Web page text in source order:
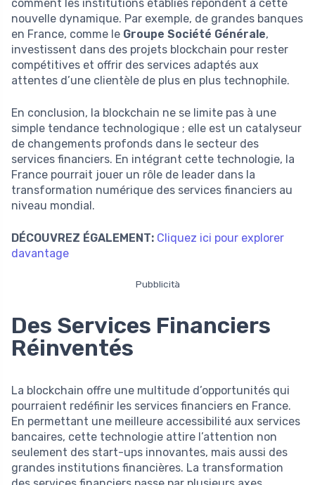
comment les institutions établies répondent à cette
nouvelle dynamique. Par exemple, de grandes banques
en France, comme le Groupe Société Générale,
investissent dans des projets blockchain pour rester
compétitives et offrir des services adaptés aux
attentes d’une clientèle de plus en plus technophile.
En conclusion, la blockchain ne se limite pas à une
simple tendance technologique ; elle est un catalyseur
de changements profonds dans le secteur des
services financiers. En intégrant cette technologie, la
France pourrait jouer un rôle de leader dans la
transformation numérique des services financiers au
niveau mondial.
DÉCOUVREZ ÉGALEMENT: Cliquez ici pour explorer
davantage
Pubblicità
Des Services Financiers
Réinventés
La blockchain offre une multitude d’opportunités qui
pourraient redéfinir les services financiers en France.
En permettant une meilleure accessibilité aux services
bancaires, cette technologie attire l’attention non
seulement des start-ups innovantes, mais aussi des
grandes institutions financières. La transformation